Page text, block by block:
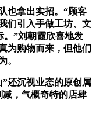
拿出实招。“顾客
们引入手做工坊、文
。”刘朝霞欣喜地发
为购物而来，但他们
。
沉视业态的原创属
，气概奇特的店肆